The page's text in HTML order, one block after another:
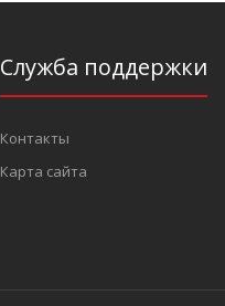
Служба поддержки
Контакты
Карта сайта